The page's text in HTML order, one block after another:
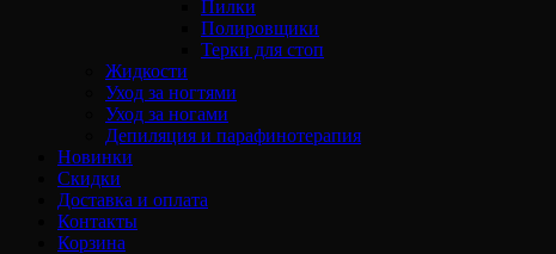
Пилки
Полировщики
Терки для стоп
Жидкости
Уход за ногтями
Уход за ногами
Депиляция и парафинотерапия
Новинки
Скидки
Доставка и оплата
Контакты
Корзина